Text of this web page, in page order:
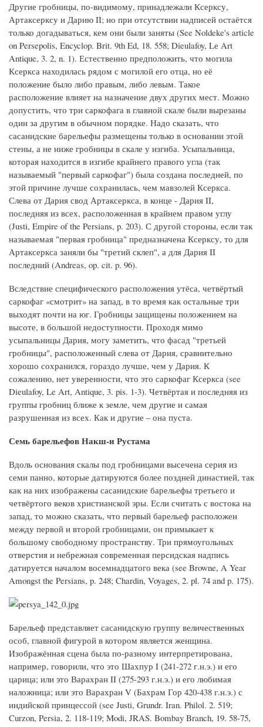
Другие гробницы, по-видимому, принадлежали Ксерксу,
Артаксерксу и Дарию II; но при отсутствии надписей остаётся
только догадываться, кем они были заняты (See Noldeke's article
on Persepolis, Encyclop. Brit. 9th Ed, 18. 558; Dieulafoy, Lе Art
Antique, 3. 2, n. 1). Естественно предположить, что могила
Ксеркса находилась рядом с могилой его отца, но её
положение было либо правым, либо левым. Такое
расположение влияет на назначение двух других мест. Можно
допустить, что три саркофага в главной скале были вырезаны
один за другим в обычном порядке. Надо сказать, что
сасанидские барельефы размещены только в основании этой
стены, а не ниже гробницы в скале у изгиба. Усыпальница,
которая находится в изгибе крайнего правого угла (так
называемый "первый саркофаг") была создана последней, по
этой причине лучше сохранилась, чем мавзолей Ксеркса.
Слева от Дария свод Артаксеркса, в конце - Дария II,
последняя из всех, расположенная в крайнем правом углу
(Justi, Empire of the Persians, p. 203). С другой стороны, если так
называемая "первая гробница" предназначена Ксерксу, то для
Артаксеркса заняли бы "третий склеп", а для Дария II
последний (Andreas, op. cit. p. 96).
Вследствие специфического расположения утёса, четвёртый
саркофаг «смотрит» на запад, в то время как остальные три
выходят почти на юг. Гробницы защищены положением на
высоте, в большой недоступности. Проходя мимо
усыпальницы Дария, могу заметить, что фасад "третьей
гробницы", расположенный слева от Дария, сравнительно
хорошо сохранился, гораздо лучше, чем у Дария. К
сожалению, нет уверенности, что это саркофаг Ксеркса (see
Dieulafoy, Le Art, Antique, 3. pis. 1-3). Четвёртая и последняя из
группы гробниц ближе к земле, чем другие и самая
разрушенная из всех. Как и другие – она пуста.
Семь барельефов Накш-и Рустама
Вдоль основания скалы под гробницами высечена серия из
семи панно, которые датируются более поздней династией, так
как на них изображены сасанидские барельефы третьего и
четвёртого веков христианской эры. Если считать с востока на
запад, то можно сказать, что первый барельеф расположен
между первой и второй гробницами, он примыкает к
большому свободному пространству. Три прямоугольных
отверстия и небрежная современная персидская надпись
датируется началом восемнадцатого века (see Browne, A Year
Amongst the Persians, p. 248; Chardin, Voyages, 2. pl. 74 and p. 175).
Барельеф представляет сасанидскую группу величественных
особ, главной фигурой в котором является женщина.
Изображённая сцена была по-разному интерпретирована,
например, говорили, что это Шахпур I (241-272 г.н.э.) и его
царица; или это Варахран II (275-293 г.н.э.) и его любимая
наложница; или это Варахран V (Бахрам Гор 420-438 г.н.э.) с
индийской принцессой (see Justi, Grundr. Iran. Philol. 2. 519;
Curzon, Persia, 2. 118-119; Modi, JRAS. Bombay Branch, 19. 58-75,